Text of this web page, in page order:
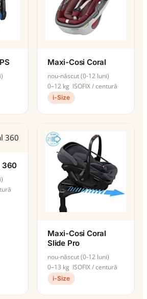
Maxi-Cosi Coral
nou-născut (0-12 luni)
0–12 kg ISOFIX / centură
i-Size
360
Maxi-Cosi Coral
Slide Pro
nou-născut (0-12 luni)
0–13 kg ISOFIX / centură
i-Size